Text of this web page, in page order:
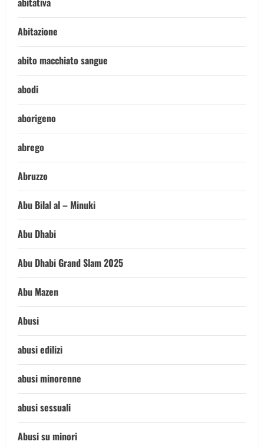
Abitazione
abito macchiato sangue
abodi
aborigeno
abrego
Abruzzo
Abu Bilal al – Minuki
Abu Dhabi
Abu Dhabi Grand Slam 2025
Abu Mazen
Abusi
abusi edilizi
abusi minorenne
abusi sessuali
Abusi su minori